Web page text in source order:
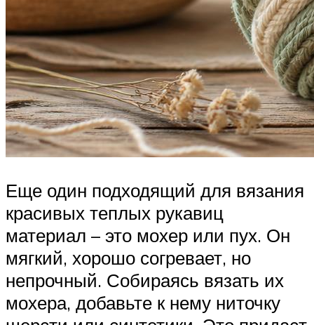
Еще один подходящий для вязания
красивых теплых рукавиц
материал – это мохер или пух. Он
мягкий, хорошо согревает, но
непрочный. Собираясь вязать их
мохера, добавьте к нему ниточку